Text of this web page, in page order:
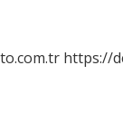
https://